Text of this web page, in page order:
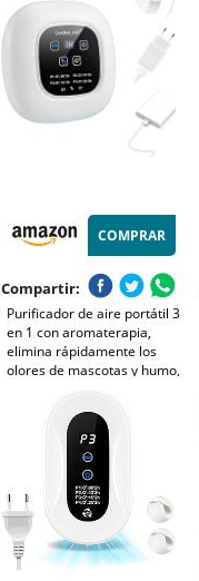
2,5, Cobertura 40 m3 -
Blanco
COMPRAR
Compartir:
Purificador de aire portátil 3
en 1 con aromaterapia,
elimina rápidamente los
olores de mascotas y humo,
espacios pequeños y es
compatible con enchufe o
batería externa